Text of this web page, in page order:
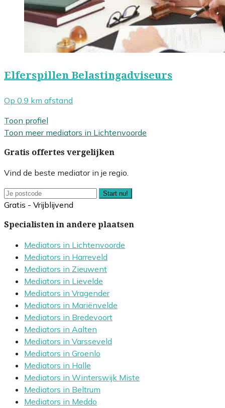
Elferspillen Belastingadviseurs
Op 0.9 km afstand
Toon profiel
Toon meer mediators in Lichtenvoorde
Gratis offertes vergelijken
Vind de beste mediator in je regio.
Start nu!
Gratis - Vrijblijvend
Specialisten in andere plaatsen
Mediators in Lichtenvoorde
Mediators in Harreveld
Mediators in Zieuwent
Mediators in Lievelde
Mediators in Vragender
Mediators in Mariënvelde
Mediators in Bredevoort
Mediators in Aalten
Mediators in Varsseveld
Mediators in Groenlo
Mediators in Halle
Mediators in Winterswijk Miste
Mediators in Beltrum
Mediators in Meddo